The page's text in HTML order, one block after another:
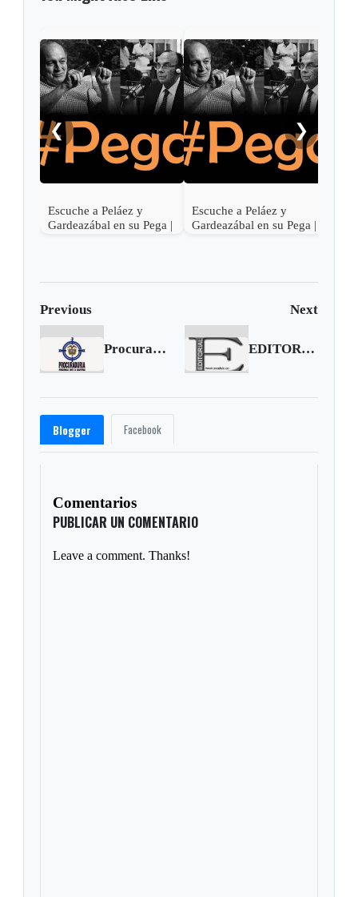
❮
Escuche a Peláez y
Gardeazábal en su Pega |
Escuche a Peláez y
Gardeazábal en su Pega |
❯
Previous Next
Procuraduría abrirá indagación al subsecretario del Senado que fingió agresión EDITORIAL | ¿Santos permite por decreto que las Farc "laven" sus activos?
Blogger Facebook
Comentarios
PUBLICAR UN COMENTARIO
Leave a comment. Thanks!